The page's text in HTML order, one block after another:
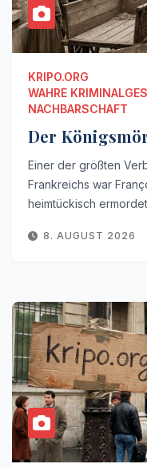
KRIPO.ORG
WAHRE
NACHBARSCHAFT
Der
Einer der größten
Frankreichs war
heimtückisch
8. AUGUST 2026